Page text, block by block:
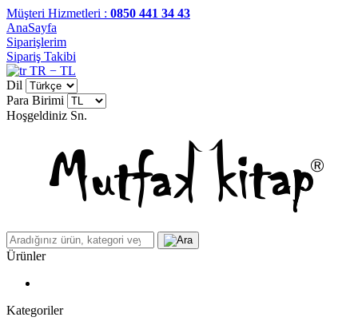
Müşteri Hizmetleri : 0850 441 34 43
AnaSayfa
Siparişlerim
Sipariş Takibi
TR − TL
Dil
Para Birimi
Hoşgeldiniz Sn.
Ürünler
Kategoriler